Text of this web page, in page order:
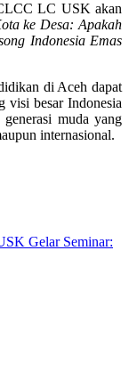
LC USK akan
ke Desa: Apakah
Indonesia Emas
di Aceh dapat
visi besar Indonesia
generasi muda yang
internasional.
Gelar Seminar: